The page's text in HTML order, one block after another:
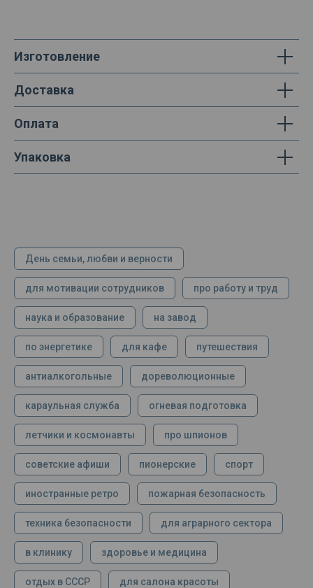
Изготовление
Доставка
Оплата
Упаковка
День семьи, любви и верности
для мотивации сотрудников про работу и труд
наука и образование на завод
по энергетике для кафе путешествия
антиалкогольные дореволюционные
караульная служба огневая подготовка
летчики и космонавты про шпионов
советские афиши пионерские спорт
иностранные ретро пожарная безопасность
техника безопасности для аграрного сектора
в клинику здоровье и медицина
отдых в СССР для салона красоты